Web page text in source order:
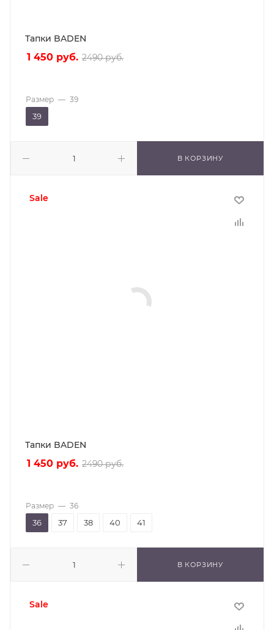
Тапки BADEN
1 450 руб. 2490руб.
В КОРЗИНУ
Размер — 39
39
sale
Тапки BADEN
1 450 руб. 2490руб.
В КОРЗИНУ
Размер — 36
36 37 38 40 41
sale